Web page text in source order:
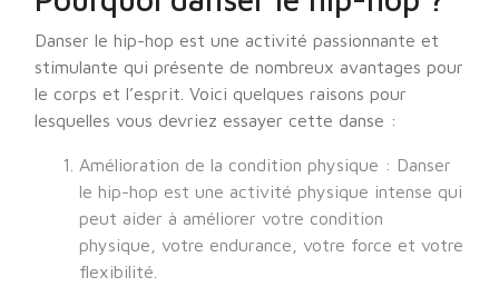
Danser le hip-hop est une activité passionnante et
stimulante qui présente de nombreux avantages pour
le corps et l’esprit. Voici quelques raisons pour
lesquelles vous devriez essayer cette danse :
Amélioration de la condition physique : Danser
le hip-hop est une activité physique intense qui
peut aider à améliorer votre condition
physique, votre endurance, votre force et votre
flexibilité.